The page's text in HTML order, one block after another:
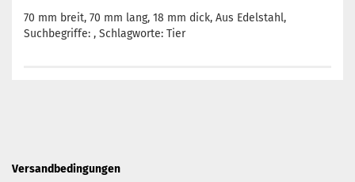
70 mm breit, 70 mm lang, 18 mm dick, Aus Edelstahl,
Suchbegriffe: , Schlagworte: Tier
Versandbedingungen